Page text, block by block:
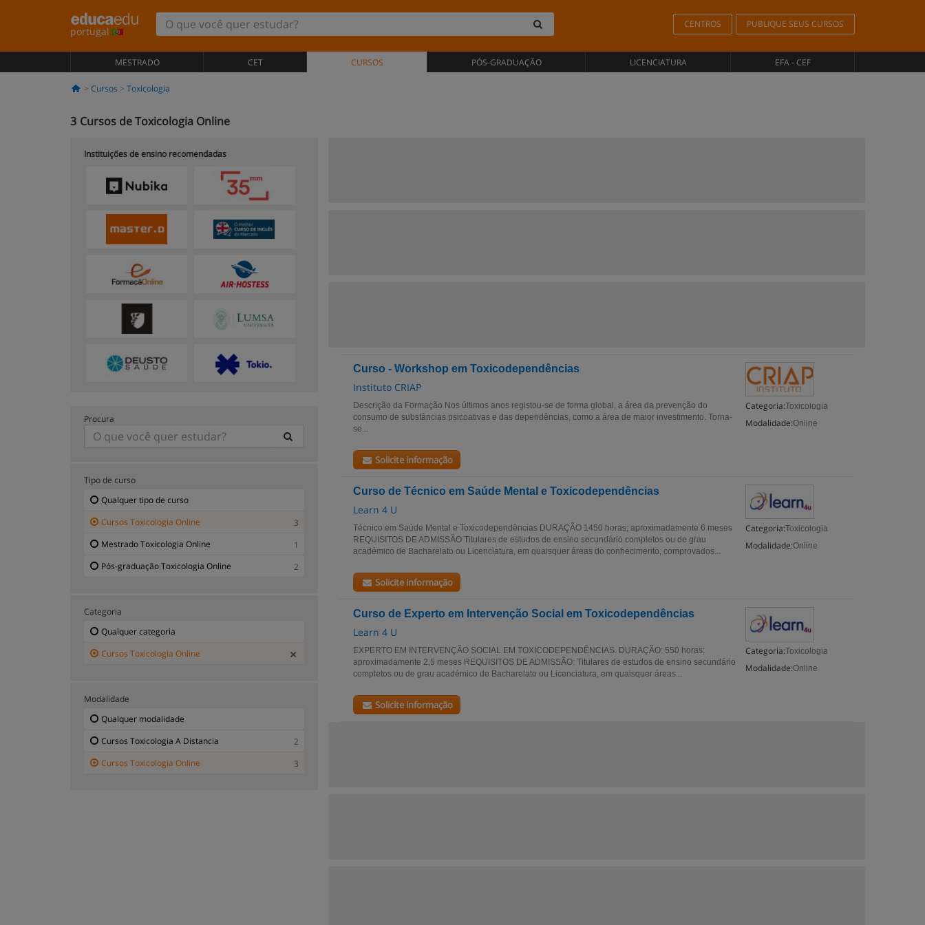
portugal
CENTROS PUBLIQUE SEUS CURSOS
MESTRADO CET CURSOS PÓS-GRADUAÇÃO LICENCIATURA EFA - CEF
Cursos Toxicologia
3 Cursos de Toxicologia Online
Curso - Workshop em Toxicodependências
Instituto CRIAP
Categoria:Toxicologia
Modalidade:Online
Descrição da Formação Nos últimos anos registou-se de forma global, a área da prevenção do
consumo de substâncias psicoativas e das dependências, como a área de maior investimento. Torna-
se...
Solicite informação
Curso de Técnico em Saúde Mental e Toxicodependências
Learn 4 U
Categoria:Toxicologia
Modalidade:Online
Técnico em Saúde Mental e Toxicodependências DURAÇÃO 1450 horas; aproximadamente 6 meses
REQUISITOS DE ADMISSÃO Titulares de estudos de ensino secundário completos ou de grau
académico de Bacharelato ou Licenciatura, em quaisquer áreas do conhecimento, comprovados...
Solicite informação
Curso de Experto em Intervenção Social em Toxicodependências
Learn 4 U
Categoria:Toxicologia
Modalidade:Online
EXPERTO EM INTERVENÇÃO SOCIAL EM TOXICODEPENDÊNCIAS. DURAÇÃO: 550 horas;
aproximadamente 2,5 meses REQUISITOS DE ADMISSÃO: Titulares de estudos de ensino secundário
completos ou de grau académico de Bacharelato ou Licenciatura, em quaisquer áreas...
Solicite informação
Instituições de ensino recomendadas
Procura
Tipo de curso
Qualquer tipo de curso
Cursos Toxicologia Online
3
Mestrado Toxicologia Online
1
Pós-graduação Toxicologia Online
2
Categoria
Qualquer categoria
Cursos Toxicologia Online
Modalidade
Qualquer modalidade
Cursos Toxicologia A Distancia
2
Cursos Toxicologia Online
3